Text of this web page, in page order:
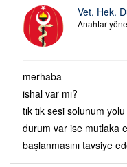
Vet. Hek.
Anahtar
merhaba
ishal var mı?
tık tık sesi solunum
durum var ise mutlaka
başlanmasını tavsiye